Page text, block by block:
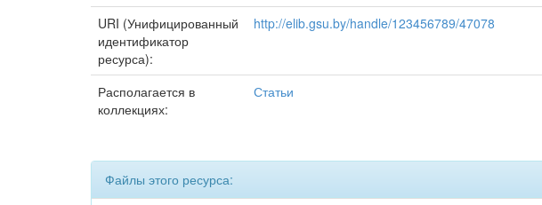
URI (Унифицированный
идентификатор
ресурса):
http://elib.gsu.by/handle/123456789/47078
Располагается в
коллекциях:
Статьи
Файлы этого ресурса: